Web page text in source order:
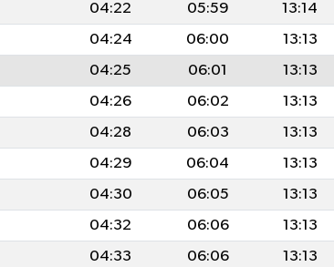
04:22 05:59 13:14
04:24 06:00 13:13
04:25 06:01 13:13
04:26 06:02 13:13
04:28 06:03 13:13
04:29 06:04 13:13
04:30 06:05 13:13
04:32 06:06 13:13
04:33 06:06 13:13